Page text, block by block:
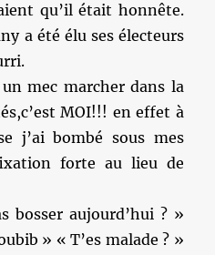
qu’il était honnête.
a été élu ses électeurs
mec marcher dans la
MOI!!! en effet à
j’ai bombé sous mes
forte au lieu de
aujourd’hui ? »
» « T’es malade ? »